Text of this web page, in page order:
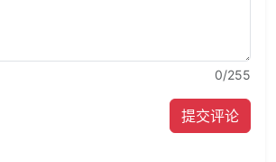
0/255
提交评论